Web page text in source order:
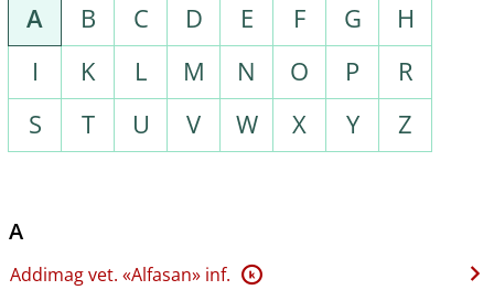
A B C D E F G
H
I
K L M N O P
R
S
T U V W X Y Z
A
Addimag vet. «Alfasan» inf. K